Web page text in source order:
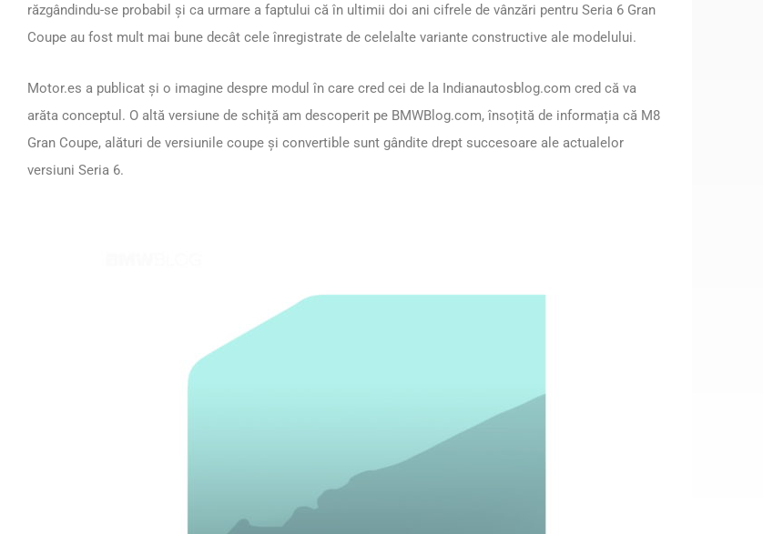
răzgândindu-se probabil și ca urmare a faptului că în ultimii doi ani cifrele de vânzări pentru Seria 6 Gran
Coupe au fost mult mai bune decât cele înregistrate de celelalte variante constructive ale modelului.
Motor.es a publicat și o imagine despre modul în care cred cei de la Indianautosblog.com cred că va
arăta conceptul. O altă versiune de schiță am descoperit pe BMWBlog.com, însoțită de informația că M8
Gran Coupe, alături de versiunile coupe și convertible sunt gândite drept succesoare ale actualelor
versiuni Seria 6.